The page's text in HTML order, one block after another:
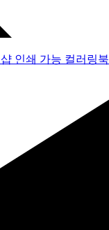
인쇄 가능 컬러링북